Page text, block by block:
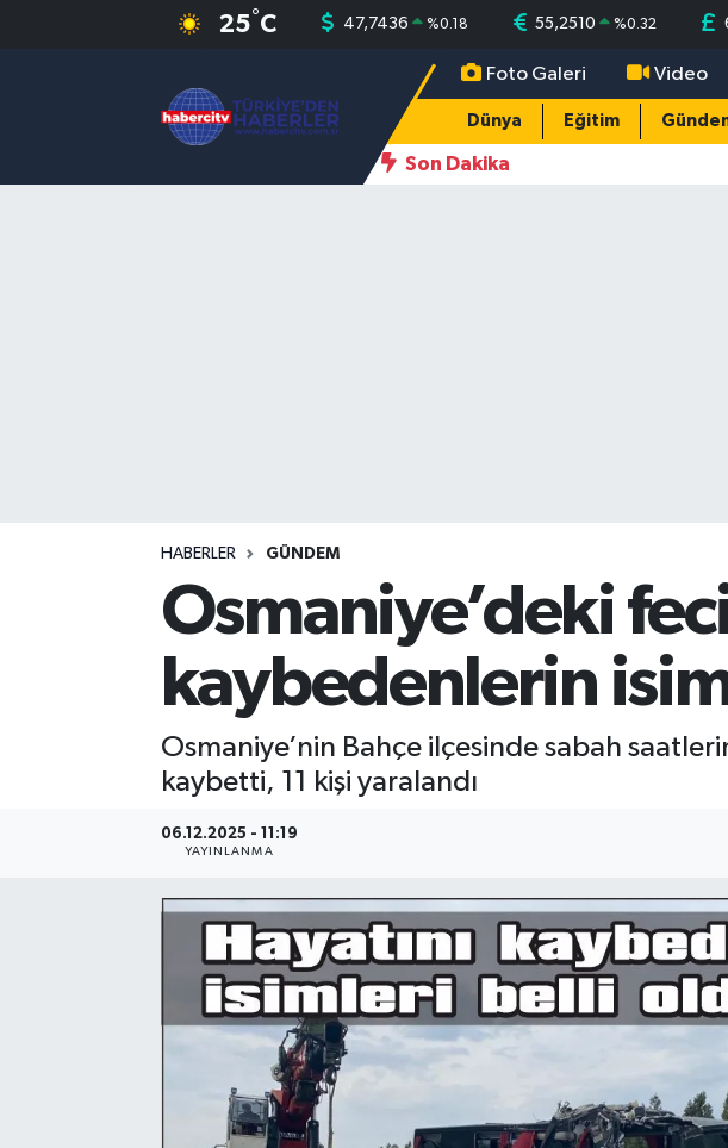
25°C 47,7436 %0.18 55,2510 %0.32
Foto Galeri Video
Dünya Eğitim
Son Dakika
HABERLER GÜNDEM
Osmaniye’deki
kaybedenlerin
Osmaniye’nin Bahçe ilçesinde sabah
kaybetti, 11 kişi yaralandı
06.12.2025 - 11:19
YAYINLANMA
Nöbetçi Eczaneler
Hava Durumu